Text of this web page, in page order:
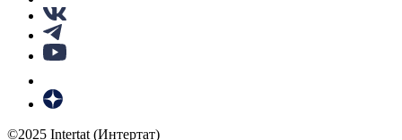
©2025 Intertat (Интертат)